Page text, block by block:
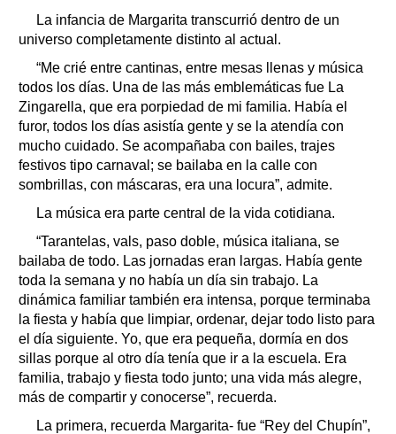
La infancia de Margarita transcurrió dentro de un
universo completamente distinto al actual.
“Me crié entre cantinas, entre mesas llenas y música
todos los días. Una de las más emblemáticas fue La
Zingarella, que era porpiedad de mi familia. Había el
furor, todos los días asistía gente y se la atendía con
mucho cuidado. Se acompañaba con bailes, trajes
festivos tipo carnaval; se bailaba en la calle con
sombrillas, con máscaras, era una locura”, admite.
La música era parte central de la vida cotidiana.
“Tarantelas, vals, paso doble, música italiana, se
bailaba de todo. Las jornadas eran largas. Había gente
toda la semana y no había un día sin trabajo. La
dinámica familiar también era intensa, porque terminaba
la fiesta y había que limpiar, ordenar, dejar todo listo para
el día siguiente. Yo, que era pequeña, dormía en dos
sillas porque al otro día tenía que ir a la escuela. Era
familia, trabajo y fiesta todo junto; una vida más alegre,
más de compartir y conocerse”, recuerda.
La primera, recuerda Margarita- fue “Rey del Chupín”,